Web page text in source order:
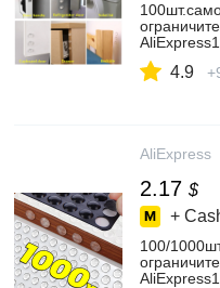
4.9
AliExpress
2.17 $
+
100/